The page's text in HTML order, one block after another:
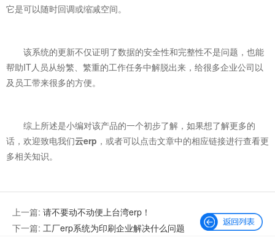
它是可以随时回调或缩减空间。
该系统的更新不仅证明了数据的安全性和完整性不是问题，也能
帮助IT人员从纷繁、繁重的工作任务中解脱出来，给很多企业公司以
及员工带来很多的方便。
综上所述是小编对该产品的一个初步了解，如果想了解更多的
话，欢迎致电我们云erp ，或者可以点击文章中的相应链接进行查看更
多相关知识。
上一篇: 请不要动不动便上台湾erp！
下一篇: 工厂erp系统为印刷企业解决什么问题